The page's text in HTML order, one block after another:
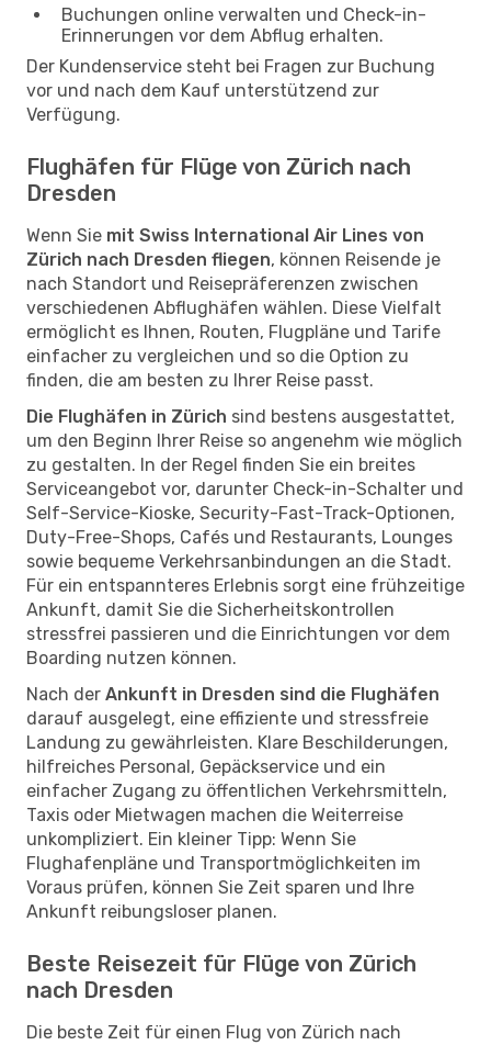
Buchungen online verwalten und Check-in-
Erinnerungen vor dem Abflug erhalten.
Der Kundenservice steht bei Fragen zur Buchung
vor und nach dem Kauf unterstützend zur
Verfügung.
Flughäfen für Flüge von Zürich nach
Dresden
Wenn Sie mit Swiss International Air Lines von
Zürich nach Dresden fliegen, können Reisende je
nach Standort und Reisepräferenzen zwischen
verschiedenen Abflughäfen wählen. Diese Vielfalt
ermöglicht es Ihnen, Routen, Flugpläne und Tarife
einfacher zu vergleichen und so die Option zu
finden, die am besten zu Ihrer Reise passt.
Die Flughäfen in Zürich sind bestens ausgestattet,
um den Beginn Ihrer Reise so angenehm wie möglich
zu gestalten. In der Regel finden Sie ein breites
Serviceangebot vor, darunter Check-in-Schalter und
Self-Service-Kioske, Security-Fast-Track-Optionen,
Duty-Free-Shops, Cafés und Restaurants, Lounges
sowie bequeme Verkehrsanbindungen an die Stadt.
Für ein entspannteres Erlebnis sorgt eine frühzeitige
Ankunft, damit Sie die Sicherheitskontrollen
stressfrei passieren und die Einrichtungen vor dem
Boarding nutzen können.
Nach der Ankunft in Dresden sind die Flughäfen
darauf ausgelegt, eine effiziente und stressfreie
Landung zu gewährleisten. Klare Beschilderungen,
hilfreiches Personal, Gepäckservice und ein
einfacher Zugang zu öffentlichen Verkehrsmitteln,
Taxis oder Mietwagen machen die Weiterreise
unkompliziert. Ein kleiner Tipp: Wenn Sie
Flughafenpläne und Transportmöglichkeiten im
Voraus prüfen, können Sie Zeit sparen und Ihre
Ankunft reibungsloser planen.
Beste Reisezeit für Flüge von Zürich
nach Dresden
Die beste Zeit für einen Flug von Zürich nach